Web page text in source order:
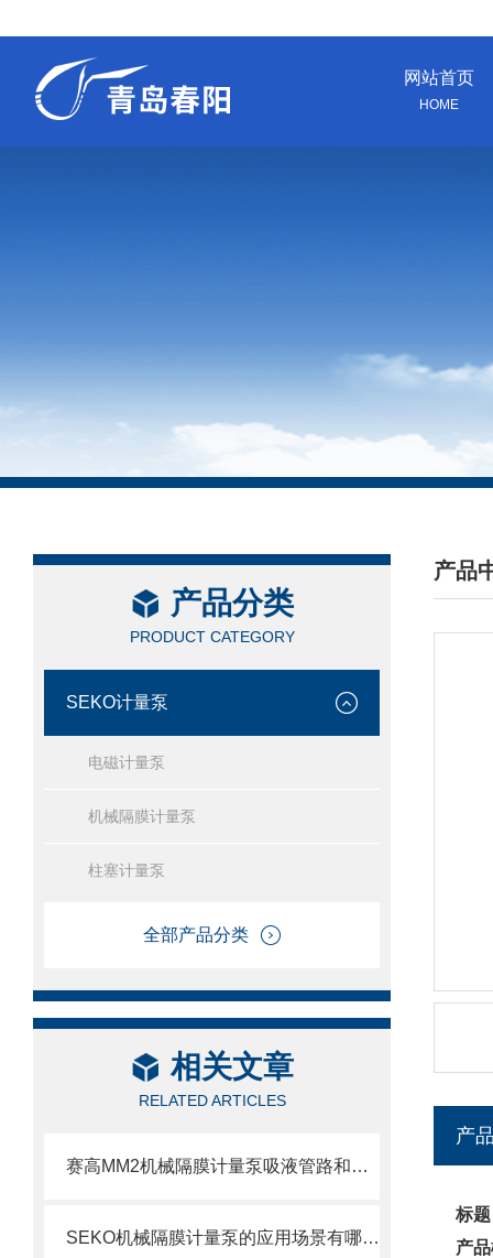
网站首页
HOME
产品分类
PRODUCT CATEGORY
SEKO计量泵
电磁计量泵
机械隔膜计量泵
柱塞计量泵
全部产品分类
相关文章
RELATED ARTICLES
赛高MM2机械隔膜计量泵吸液管路和排液管路安装注意事项
SEKO机械隔膜计量泵的应用场景有哪些？
产品
/
产
标
产